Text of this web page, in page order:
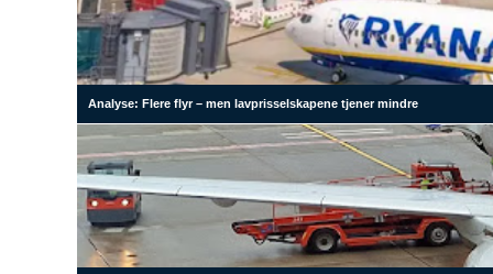
Analyse: Flere flyr – men lavprisselskapene tjener mindre